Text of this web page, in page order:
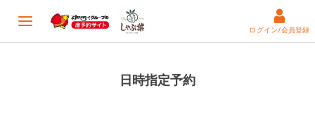
ログイン/会員登録
日時指定予約